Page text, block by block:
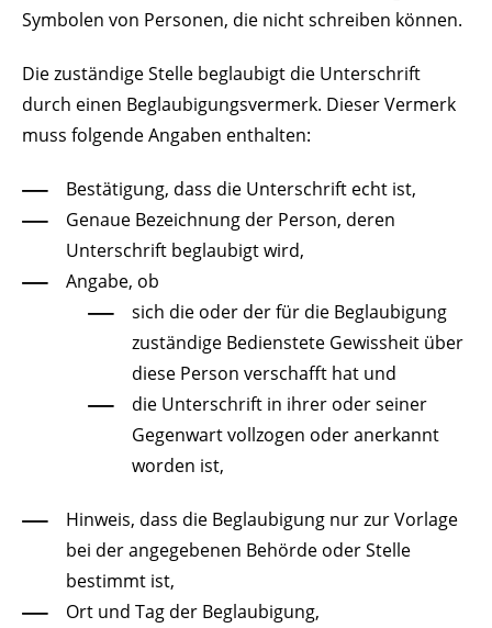
Symbolen von Personen, die nicht schreiben können.
Die zuständige Stelle beglaubigt die Unterschrift
durch einen Beglaubigungsvermerk. Dieser Vermerk
muss folgende Angaben enthalten:
Bestätigung, dass die Unterschrift echt ist,
Genaue Bezeichnung der Person, deren
Unterschrift beglaubigt wird,
Angabe, ob
sich die oder der für die Beglaubigung
zuständige Bedienstete Gewissheit über
diese Person verschafft hat und
die Unterschrift in ihrer oder seiner
Gegenwart vollzogen oder anerkannt
worden ist,
Hinweis, dass die Beglaubigung nur zur Vorlage
bei der angegebenen Behörde oder Stelle
bestimmt ist,
Ort und Tag der Beglaubigung,